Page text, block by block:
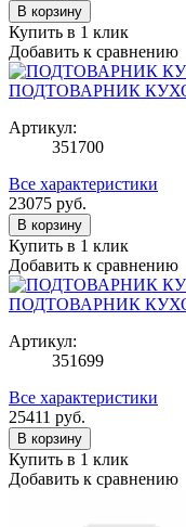
В корзину
Купить в 1 клик
Добавить к сравнению
ПОДТОВАРНИК
Артикул:
351700
Все характеристики
23075 руб.
В корзину
Купить в 1 клик
Добавить к сравнению
ПОДТОВАРНИК
Артикул:
351699
Все характеристики
25411 руб.
В корзину
Купить в 1 клик
Добавить к сравнению